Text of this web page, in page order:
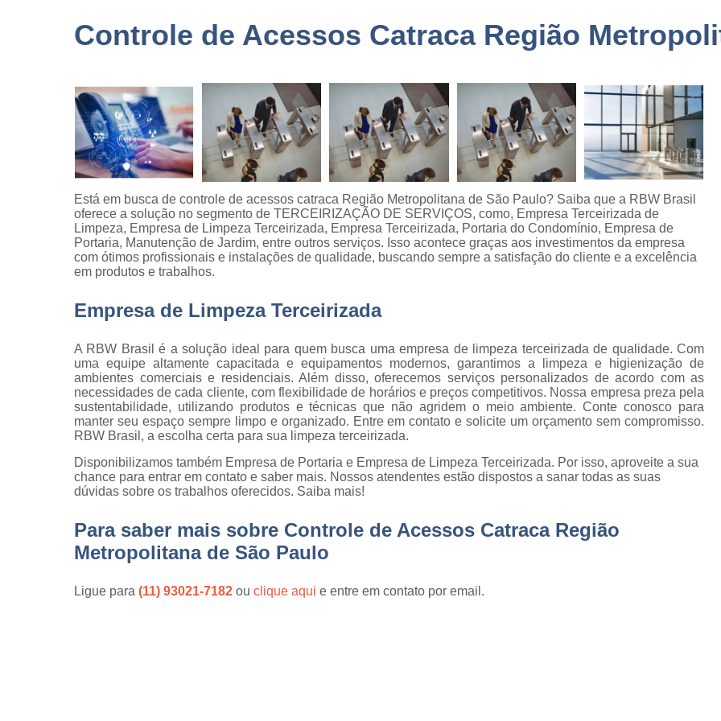
Empresas de
logística
monitoramento
Empresas de
paisagismo
Empresas de
recrutamento e
seleção
Empresas de
terceirização
Empresas de
Empresas
Gestões de
qualidade
Inspeção de
peça
Inspeção de
Inspeções de
qualidade
Inspeções
visuais
Manutenção de
Empresa de
Empresa de Portaria São
Empresa de
Empresa Portaria e
Empresa Terceirizada
Empresa
Empresa
Empresa
Empresa
Empresa
Empresa de
Empresa de Gestão de
Empresa
Empresa
Empresa
Empresa de
Empresa de
Empresa de
Controle de Acessos Catraca Região
Está em busca de controle de acessos catraca Região Metropolitana de São Paulo? Saiba que a RBW Brasil
oferece a solução no segmento de TERCEIRIZAÇÃO DE SERVIÇOS, como, Empresa Terceirizada de
Limpeza, Empresa de Limpeza Terceirizada, Empresa Terceirizada, Portaria do Condomínio, Empresa de
Portaria, Manutenção de Jardim, entre outros serviços. Isso acontece graças aos investimentos da empresa
com ótimos profissionais e instalações de qualidade, buscando sempre a satisfação do cliente e a excelência
em produtos e trabalhos.
Empresa de Limpeza Terceirizada
A RBW Brasil é a solução ideal para quem busca uma empresa de limpeza terceirizada de qualidade. Com
uma equipe altamente capacitada e equipamentos modernos, garantimos a limpeza e higienização de
ambientes comerciais e residenciais. Além disso, oferecemos serviços personalizados de acordo com as
necessidades de cada cliente, com flexibilidade de horários e preços competitivos. Nossa empresa preza pela
sustentabilidade, utilizando produtos e técnicas que não agridem o meio ambiente. Conte conosco para
manter seu espaço sempre limpo e organizado. Entre em contato e solicite um orçamento sem compromisso.
RBW Brasil, a escolha certa para sua limpeza terceirizada.
Disponibilizamos também Empresa de Portaria e Empresa de Limpeza Terceirizada. Por isso, aproveite a sua
chance para entrar em contato e saber mais. Nossos atendentes estão dispostos a sanar todas as suas
dúvidas sobre os trabalhos oferecidos. Saiba mais!
Para saber mais sobre Controle de Acessos Catraca Região
Metropolitana de São Paulo
Ligue para (11) 93021-7182 ou clique aqui e entre em contato por email.